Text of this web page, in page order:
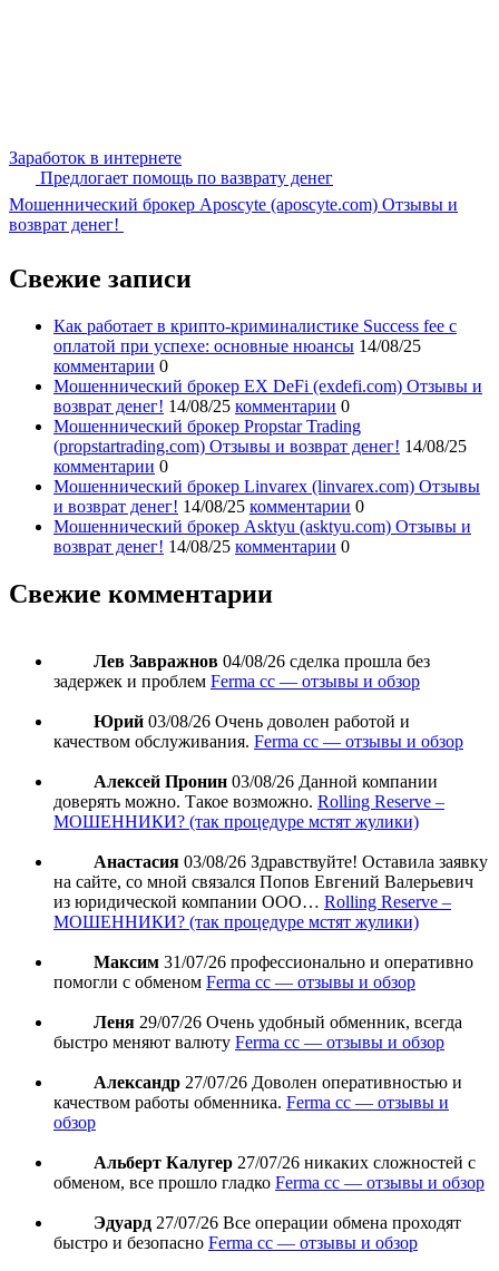
Заработок в интернете
Предлогает помощь по вазврату денег
Мошеннический брокер Aposcyte (aposcyte.com) Отзывы и
возврат денег!
Свежие записи
Как работает в крипто-криминалистике Success fee с
оплатой при успехе: основные нюансы 14/08/25
комментарии 0
Мошеннический брокер EX DeFi (exdefi.com) Отзывы и
возврат денег! 14/08/25 комментарии 0
Мошеннический брокер Propstar Trading
(propstartrading.com) Отзывы и возврат денег! 14/08/25
комментарии 0
Мошеннический брокер Linvarex (linvarex.com) Отзывы
и возврат денег! 14/08/25 комментарии 0
Мошеннический брокер Asktyu (asktyu.com) Отзывы и
возврат денег! 14/08/25 комментарии 0
Свежие комментарии
Лев Завражнов 04/08/26 сделка прошла без
задержек и проблем Ferma cc — отзывы и обзор
Юрий 03/08/26 Очень доволен работой и
качеством обслуживания. Ferma cc — отзывы и обзор
Алексей Пронин 03/08/26 Данной компании
доверять можно. Такое возможно. Rolling Reserve –
МОШЕННИКИ? (так процедуре мстят жулики)
Анастасия 03/08/26 Здравствуйте! Оставила заявку
на сайте, со мной связался Попов Евгений Валерьевич
из юридической компании ООО… Rolling Reserve –
МОШЕННИКИ? (так процедуре мстят жулики)
Максим 31/07/26 профессионально и оперативно
помогли с обменом Ferma cc — отзывы и обзор
Леня 29/07/26 Очень удобный обменник, всегда
быстро меняют валюту Ferma cc — отзывы и обзор
Александр 27/07/26 Доволен оперативностью и
качеством работы обменника. Ferma cc — отзывы и
обзор
Альберт Калугер 27/07/26 никаких сложностей с
обменом, все прошло гладко Ferma cc — отзывы и обзор
Эдуард 27/07/26 Все операции обмена проходят
быстро и безопасно Ferma cc — отзывы и обзор